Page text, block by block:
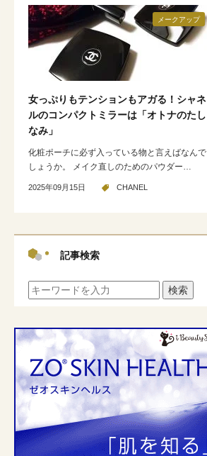
メークアップ
女っぷりもテンションもアガる！シャネ
ルのコンパクトミラーは「オトナのたし
なみ」
化粧ポーチに必ず入っている物と言えばなんで
しょうか。 メイク直しのためのパウダー…
2025年09月15日 CHANEL
記事検索
検索